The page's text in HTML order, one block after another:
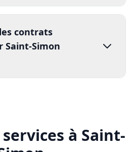
risques de panne
à Saint-